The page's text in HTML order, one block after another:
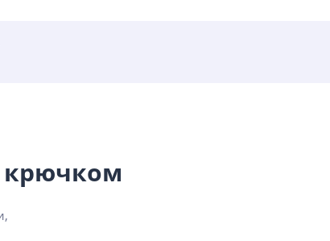
крючком